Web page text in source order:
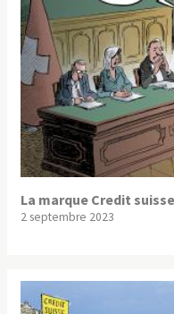
La marque Credit
2 septembre 2023